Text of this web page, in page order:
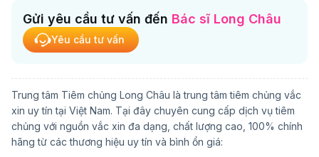
Gửi yêu cầu tư vấn đến Bác sĩ Long Châu
Yêu cầu tư vấn
Trung tâm Tiêm chủng Long Châu là trung tâm tiêm chủng vắc
xin uy tín tại Việt Nam. Tại đây chuyên cung cấp dịch vụ tiêm
chủng với nguồn vắc xin đa dạng, chất lượng cao, 100% chính
hãng từ các thương hiệu uy tín và bình ổn giá: